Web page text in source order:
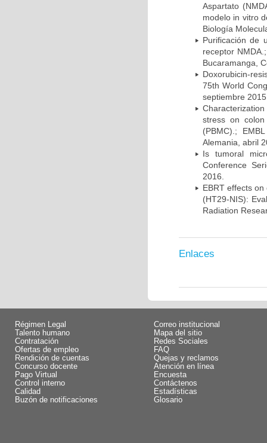
Aspartato
modelo in vitro
Biología
Purificación de
receptor
Bucaramanga,
Doxorubicin-
75th World
septiembre
stress on
(PBMC).;
Alemania, abril
Is tumoral
Conference
2016.
EBRT effects
(HT29-NIS):
Radiation
Enlaces
Régimen Legal
Talento humano
Contratación
Ofertas de empleo
Rendición de cuentas
Concurso docente
Pago Virtual
Control interno
Calidad
Buzón de notificaciones
Correo institucional
Mapa del sitio
Redes Sociales
FAQ
Quejas y reclamos
Atención en línea
Encuesta
Contáctenos
Estadísticas
Glosario